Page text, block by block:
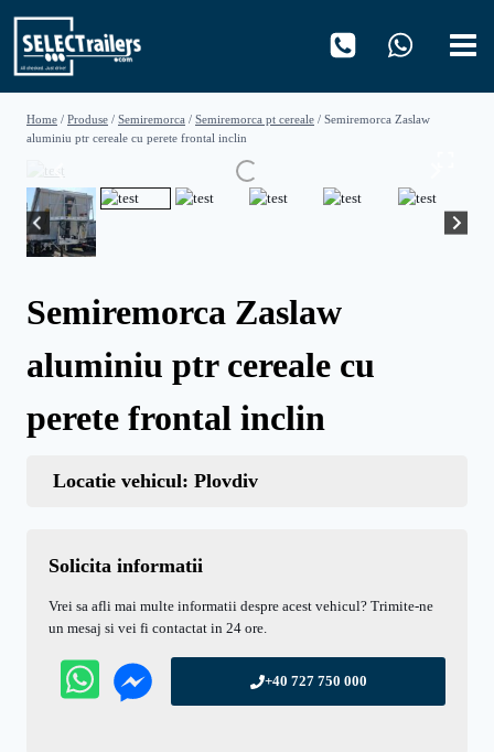
content
Home / Produse / Semiremorca / Semiremorca pt cereale / Semiremorca Zaslaw
aluminiu ptr cereale cu perete frontal inclin
Semiremorca Zaslaw
aluminiu ptr cereale cu
perete frontal inclin
Locatie vehicul: Plovdiv
Solicita informatii
Vrei sa afli mai multe informatii despre acest vehicul? Trimite-ne
un mesaj si vei fi contactat in 24 ore.
+40 727 750 000